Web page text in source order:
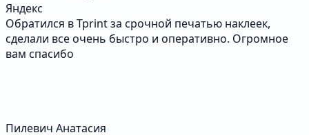
бракованная. Я не ставила ограничений по бюджету, я
хотела качественную визитку. То, что я получила - не
достойно ни одной звезды. Макет у меня был
идеальный, выверенный до мелочей, дизайнер очень
Яндекс
Обратился в Tprint за срочной печатью наклеек,
сделали все очень быстро и оперативно. Огромное
вам спасибо
Пилевич Анатасия